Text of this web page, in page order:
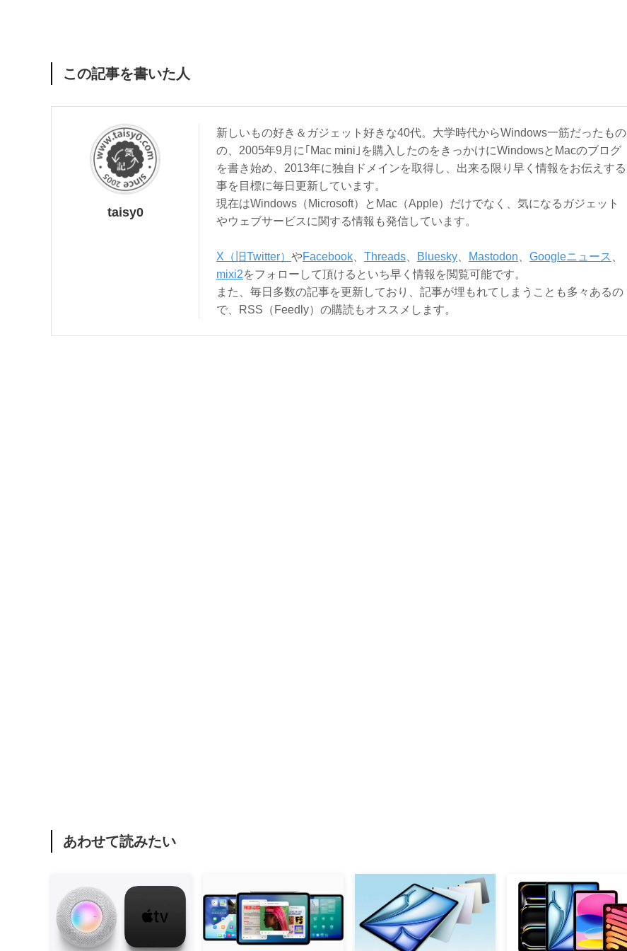
この記事を書いた人
taisy0
新しいもの好き＆ガジェット好きな40代。大学時代からWindows一筋だったもの
の、2005年9月に｢Mac mini｣を購入したのをきっかけにWindowsとMacのブログ
を書き始め、2013年に独自ドメインを取得し、出来る限り早く情報をお伝えする
事を目標に毎日更新しています。
現在はWindows（Microsoft）とMac（Apple）だけでなく、気になるガジェット
やウェブサービスに関する情報も発信しています。
X（旧Twitter） やFacebook Threads Bluesky Mastodon Googleニュース
mixi2をフォローして頂けるといち早く情報を閲覧可能です。
また、毎日多数の記事を更新しており、記事が埋もれてしまうことも多々あるの
で、RSS（Feedly）の購読もオススメします。
あわせて読みたい